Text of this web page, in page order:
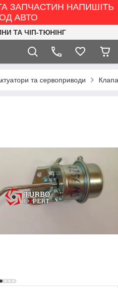
ЗАПЧАСТИН НАПИШІТЬ
АВТО
ТА ЧІП-ТЮНІНГ
та сервоприводи